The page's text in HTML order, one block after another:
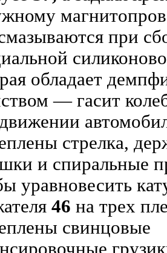
при
обладает
— гасит
стрелка,
и спиральные
уравновесить
46 на трех
свинцовые